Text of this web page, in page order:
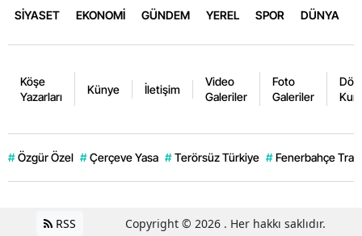
SİYASET EKONOMİ GÜNDEM YEREL SPOR DÜNYA
Köşe
Yazarları
Künye İletişim
Video
Galeriler
Foto
Galeriler
# Özgür Özel # Çerçeve Yasa # Terörsüz Türkiye # Fenerbahçe
RSS Copyright © 2026 . Her hakkı saklıdır.